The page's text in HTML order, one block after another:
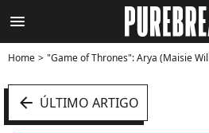
menu
Home "Game of Thrones": Arya (Maisie Williams) sumiu
arrow_left ÚLTIMO ARTIGO